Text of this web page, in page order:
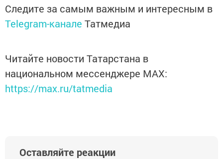
Следите за самым важным и интересным в
Telegram-канале Татмедиа
Читайте новости Татарстана в
национальном мессенджере MАХ:
https://max.ru/tatmedia
Оставляйте реакции